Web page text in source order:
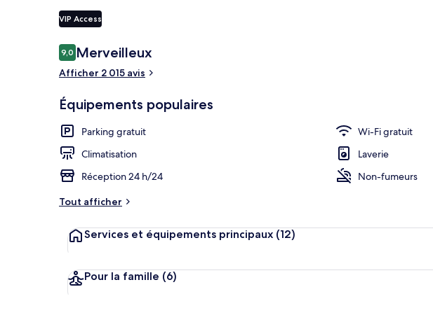
VIP Access
Avis
voyageurs
9,09,0 sur 10
Merveilleux
Afficher 2 015 avis
Équipements populaires
Parking gratuit
Wi-Fi gratuit
Climatisation
Laverie
Réception 24 h/24
Non-fumeurs
Tout afficher
Services et équipements principaux (12)
Pour la famille (6)